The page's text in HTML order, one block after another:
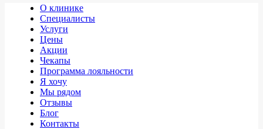
О клинике
Специалисты
Услуги
Цены
Акции
Чекапы
Программа лояльности
Я хочу
Мы рядом
Отзывы
Блог
Контакты